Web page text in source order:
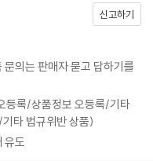
서 패한 조구
후퇴한 이유
한다 - 문무를 겸비한 황제, 강
고, 용병은 상이한 적정에 근
용병은 변하지 않는 상세(常
다. 적정의 변화에 근거하
병이라고 한다.
자신의 이름을 빛낸 손빈
그 불빛을 향해 일제히 활을
손자는 단순히 “어떻게 이길 것
, 오래 지속되는 기반을 마련
백승’(百戰百勝)이 아닌 백
신고하기
의는 판매자 묻고 답하기를
등록/상품정보 오등록/기타
타 법규위반 상품)
유도